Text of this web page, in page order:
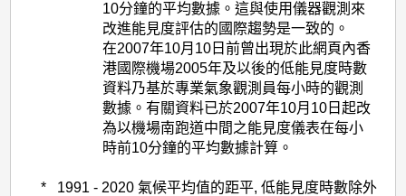
10分鐘的平均數據。這與使用儀器觀測來
改進能見度評估的國際趨勢是一致的。
在2007年10月10日前曾出現於此網頁內香
港國際機場2005年及以後的低能見度時數
資料乃基於專業氣象觀測員每小時的觀測
數據。有關資料已於2007年10月10日起改
為以機場南跑道中間之能見度儀表在每小
時前10分鐘的平均數據計算。
* 1991 - 2020 氣候平均值的距平, 低能見度時數除外